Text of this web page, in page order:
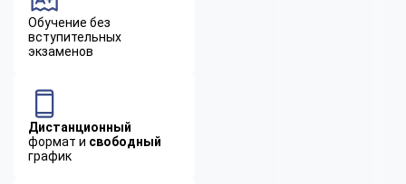
Обучение без
вступительных
экзаменов
Дистанционный
формат и свободный
график